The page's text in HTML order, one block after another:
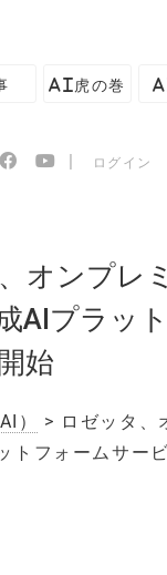
AI虎の巻
ログイン
オンプレ
AIプラッ
始
）
> ロゼッタ、
トフォームサー